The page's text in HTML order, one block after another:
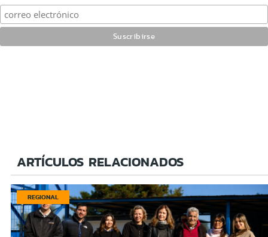
ARTÍCULOS RELACIONADOS
REGIONAL